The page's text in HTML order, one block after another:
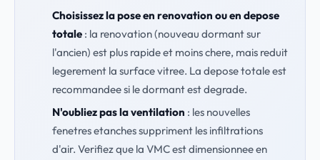
Choisissez la pose en renovation ou en depose
totale: la renovation (nouveau dormant sur
l'ancien) est plus rapide et moins chere, mais reduit
legerement la surface vitree. La depose totale est
recommandee si le dormant est degrade.
N'oubliez pas la ventilation : les nouvelles
fenetres etanches suppriment les infiltrations
d'air. Verifiez que la VMC est dimensionnee en